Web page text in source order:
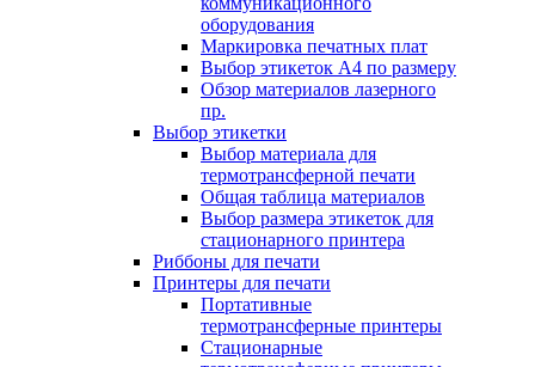
оборудования
Маркировка печатных плат
Выбор этикеток А4 по размеру
Обзор материалов лазерного
пр.
Выбор этикетки
Выбор материала для
термотрансферной печати
Общая таблица материалов
Выбор размера этикеток для
стационарного принтера
Риббоны для печати
Принтеры для печати
Портативные
термотрансферные принтеры
Стационарные